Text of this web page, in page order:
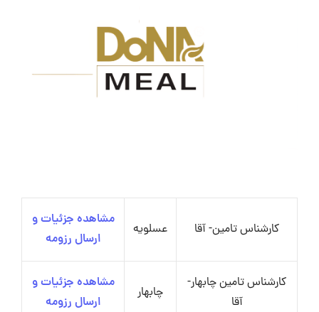
کارشناس تامین- آقا عسلویه
مشاهده جزئیات و
ارسال رزومه
کارشناس تامین چابهار-
آقا
چابهار
مشاهده جزئیات و
ارسال رزومه